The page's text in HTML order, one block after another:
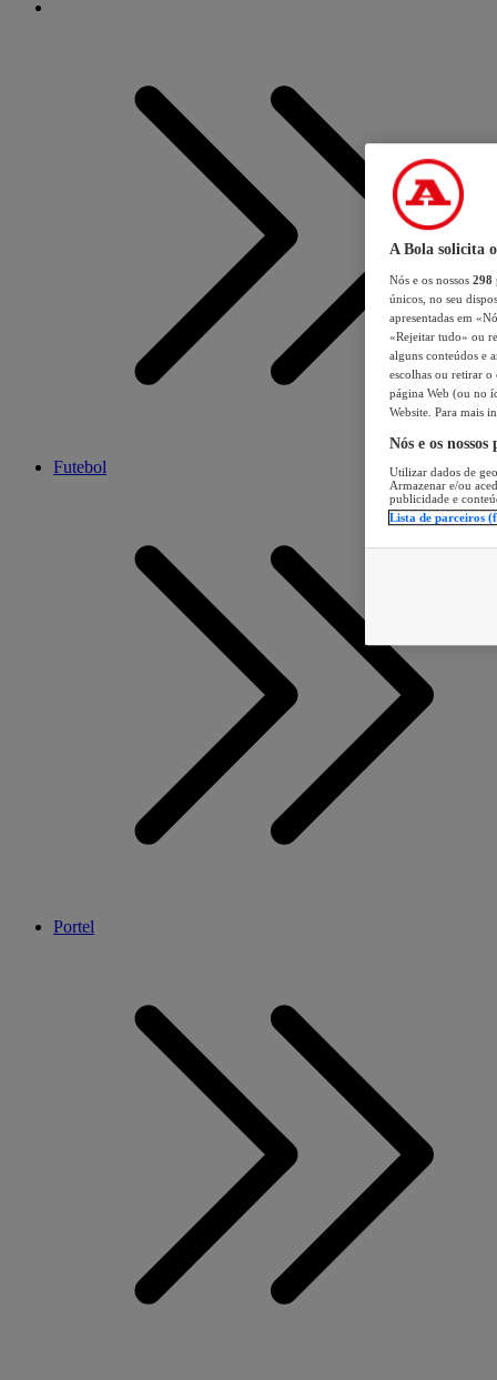
Futebol
Portel
A Bola solicita
Nós e os nossos 298
únicos, no seu
apresentadas em
«Rejeitar tudo» ou
alguns conteúdos e
escolhas ou retirar
página Web (ou no
Website. Para mais
Nós e os
Utilizar dados de
Armazenar e/ou
publicidade e
Lista de parceiros